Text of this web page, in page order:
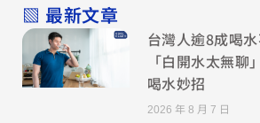
▧ 最新文章
台灣人逾8成喝
「白開水太無聊
喝水妙招
2026 年 8 月 7 日